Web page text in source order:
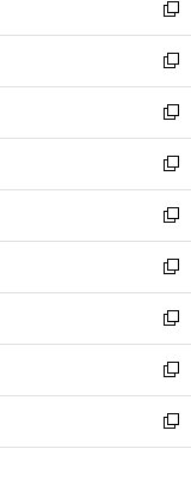
ィ
ン
ド
ウ
で
開
く
い
ウ
ィ
ン
ド
ウ
で
開
く
新
し
い
ウ
ィ
ン
ド
ウ
で
開
く
新
し
い
ウ
ィ
ン
ド
ウ
で
開
く
新
し
い
ウ
ィ
ン
ド
ウ
で
開
く
新
し
い
ウ
ィ
ン
ド
ウ
で
開
く
新
し
い
ウ
ィ
ン
ド
ウ
で
開
新
し
い
ウ
ィ
ン
ド
ウ
新
し
い
ウ
ィ
ン
新
し
い
ウ
新
し